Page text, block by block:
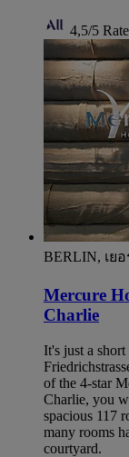
4,5/5
BERLIN, เย
Mercure
Charlie
It's just a
of the 4-star
Charlie, you
spacious 117
many rooms
courtyard.